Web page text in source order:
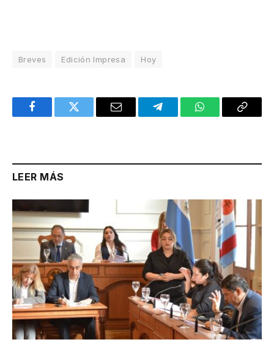
Breves Edición Impresa Hoy
FacebookTwitter Email TelegramWhatsAppCopy
LEER MÁS